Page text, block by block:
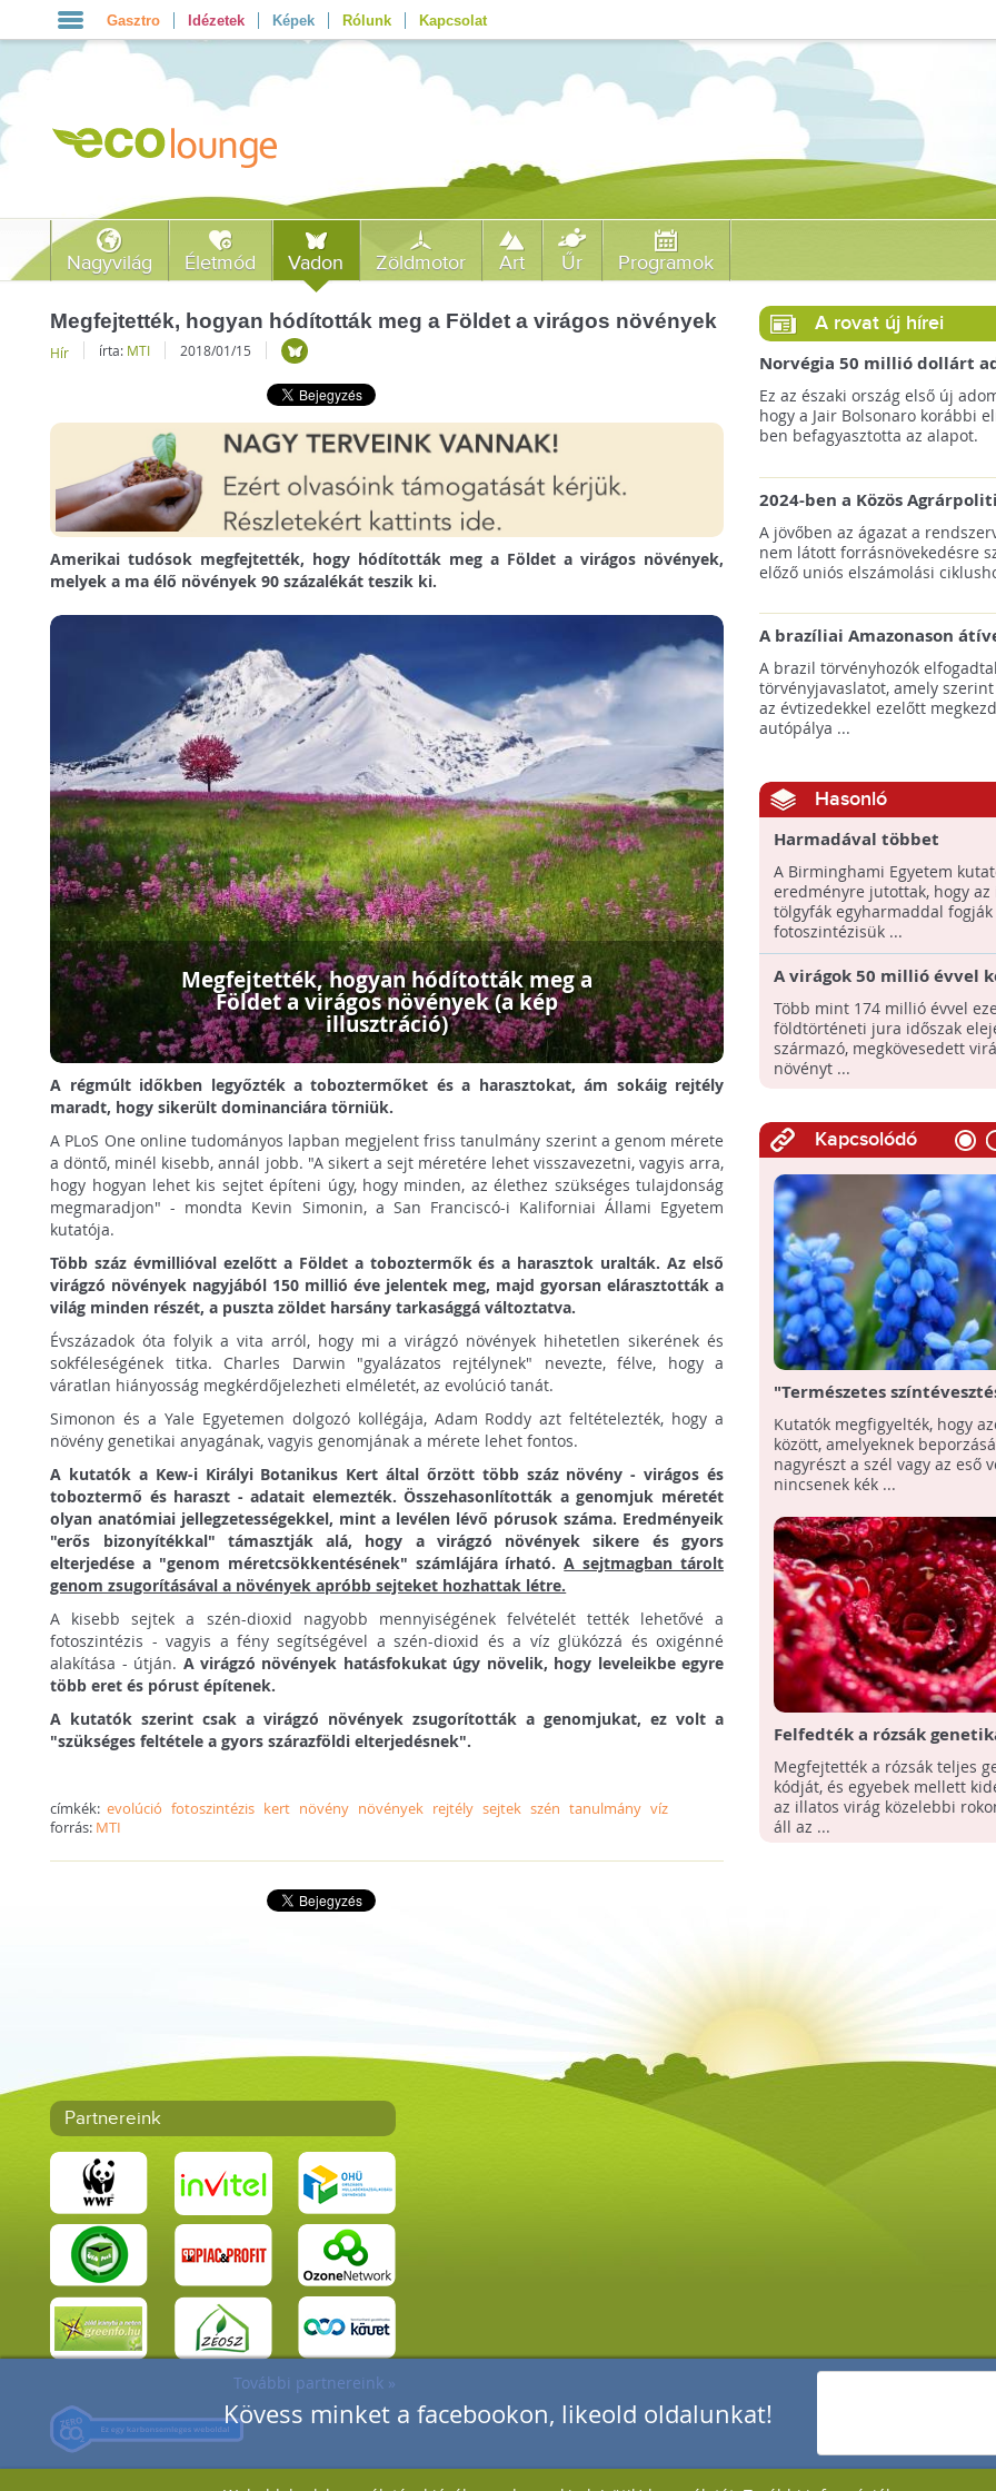
Kövess minket a facebookon, likeold oldalunkat!
Gasztro Idézetek Képek Rólunk Kapcsolat
Nagyvilág Életmód Vadon Zöldmotor Art Űr Programok
Megfejtették, hogyan hódították meg a Földet a virágos növények
Hír írta: MTI 2018/01/15
Amerikai tudósok megfejtették, hogy hódították meg a Földet a virágos növények,
melyek a ma élő növények 90 százalékát teszik ki.
Megfejtették, hogyan hódították meg a
Földet a virágos növények (a kép
illusztráció)
A régmúlt időkben legyőzték a toboztermőket és a harasztokat, ám sokáig rejtély
maradt, hogy sikerült dominanciára törniük.
A PLoS One online tudományos lapban megjelent friss tanulmány szerint a genom mérete
a döntő, minél kisebb, annál jobb. "A sikert a sejt méretére lehet visszavezetni, vagyis arra,
hogy hogyan lehet kis sejtet építeni úgy, hogy minden, az élethez szükséges tulajdonság
megmaradjon" - mondta Kevin Simonin, a San Franciscó-i Kaliforniai Állami Egyetem
kutatója.
Több száz évmillióval ezelőtt a Földet a toboztermők és a harasztok uralták. Az első
virágzó növények nagyjából 150 millió éve jelentek meg, majd gyorsan elárasztották a
világ minden részét, a puszta zöldet harsány tarkasággá változtatva.
Évszázadok óta folyik a vita arról, hogy mi a virágzó növények hihetetlen sikerének és
sokféleségének titka. Charles Darwin "gyalázatos rejtélynek" nevezte, félve, hogy a
váratlan hiányosság megkérdőjelezheti elméletét, az evolúció tanát.
Simonon és a Yale Egyetemen dolgozó kollégája, Adam Roddy azt feltételezték, hogy a
növény genetikai anyagának, vagyis genomjának a mérete lehet fontos.
A kutatók a Kew-i Királyi Botanikus Kert által őrzött több száz növény - virágos és
toboztermő és haraszt - adatait elemezték. Összehasonlították a genomjuk méretét
olyan anatómiai jellegzetességekkel, mint a levélen lévő pórusok száma. Eredményeik
"erős bizonyítékkal" támasztják alá, hogy a virágzó növények sikere és gyors
elterjedése a "genom méretcsökkentésének" számlájára írható.A sejtmagban tárolt
genom zsugorításával a növények apróbb sejteket hozhattak létre.
A kisebb sejtek a szén-dioxid nagyobb mennyiségének felvételét tették lehetővé a
fotoszintézis - vagyis a fény segítségével a szén-dioxid és a víz glükózzá és oxigénné
alakítása - útján. A virágzó növények hatásfokukat úgy növelik, hogy leveleikbe egyre
több eret és pórust építenek.
A kutatók szerint csak a virágzó növények zsugorították a genomjukat, ez volt a
"szükséges feltétele a gyors szárazföldi elterjedésnek".
címkék:evolúció fotoszintézis kert növény növények rejtély sejtek szén tanulmány víz
forrás: MTI
A rovat új hírei
Norvégia 50 millió dollárt
a brazil Amazonas-alapnak a
erdőirtás miatt
Ez az északi ország első új
hogy a Jair Bolsonaro korábbi
ben befagyasztotta az alapot.
2024-ben a Közös
keretein belül az
pályázatok az elsők között
majd meg
A jövőben az ágazat a
nem látott forrásnövekedésre
előző uniós elszámolási
A brazíliai Amazonason
autópálya robbanásszerű
erdőirtást indíthat el
A brazil törvényhozók
törvényjavaslatot, amely
az évtizedekkel ezelőtt
autópálya ...
Hasonló
Harmadával többet
fotoszintetizálhatnak az
tölgyfák a légszennyezés
A Birminghami Egyetem
eredményre jutottak, hogy az
tölgyfák egyharmaddal
fotoszintézisük ...
A virágok 50 millió évvel
származnak egy
Több mint 174 millió évvel
földtörténeti jura időszak
származó, megkövesedett
növényt ...
Kapcsolódó
"Természetes
virágokat látjuk kéknek?
Kutatók megfigyelték, hogy
között, amelyeknek
nagyrészt a szél vagy az eső
nincsenek kék ...
Felfedték a rózsák
titkait: a virág az eperrel is
rokonságban áll
Megfejtették a rózsák teljes
kódját, és egyebek mellett
az illatos virág közelebbi
áll az ...
Partnereink
További partnereink »